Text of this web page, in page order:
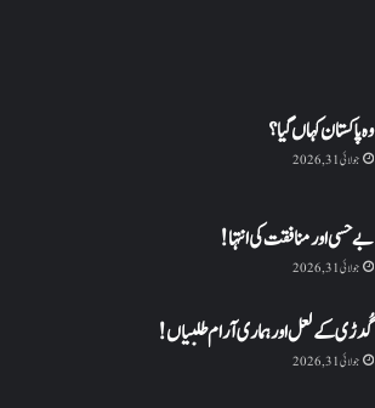
وہ پاکستان کہاں گیا؟
جولائی 31, 2026
بے حسی اور منافقت کی انتہا !
جولائی 31, 2026
گُدڑی کے لعل اور ہماری آرام طلبیاں!
جولائی 31, 2026